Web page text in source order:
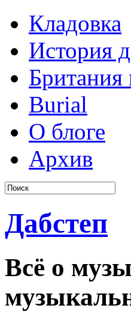
Кладовка
История
Британия
Burial
О блоге
Архив
Дабстеп
Всё о